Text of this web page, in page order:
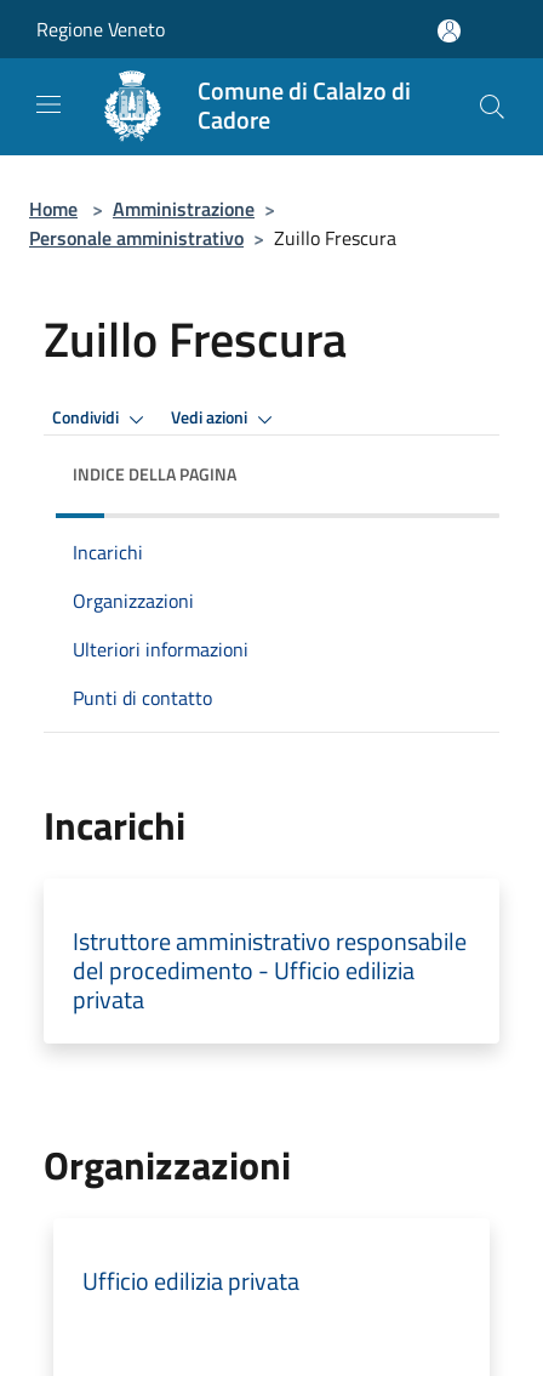
Regione Veneto
Comune di Calalzo di
Cadore
Home > Amministrazione >
Personale amministrativo > Zuillo Frescura
Zuillo Frescura
Condividi Vedi azioni
INDICE DELLA PAGINA
Incarichi
Organizzazioni
Ulteriori informazioni
Punti di contatto
Incarichi
Istruttore amministrativo responsabile
del procedimento - Ufficio edilizia
privata
Organizzazioni
Ufficio edilizia privata